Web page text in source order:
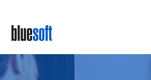
main
content